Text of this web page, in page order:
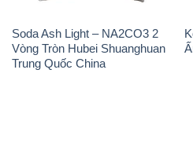
Soda Ash Light – NA2CO3 2
Vòng Tròn Hubei Shuanghuan
Trung Quốc China